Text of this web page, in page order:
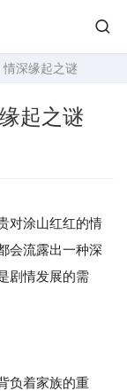
深缘起之谜
起之谜
对涂山红红的情
会流露出一种深
剧情发展的需
负着家族的重